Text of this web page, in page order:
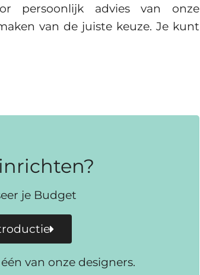
persoonlijk advies van onze
van de juiste keuze. Je kunt
je Budget
van onze designers.